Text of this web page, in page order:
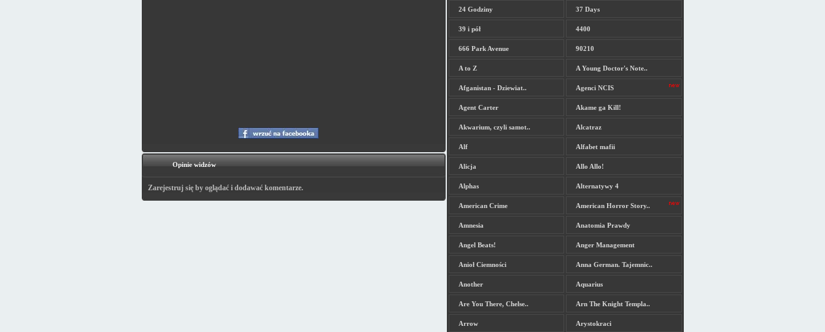
Opinie widzów
Zarejestruj się by oglądać i dodawać komentarze.
24 Godziny 37 Days
39 i pół 4400
666 Park Avenue 90210
A to Z A Young Doctor's Note..
Afganistan - Dziewiat.. Agenci NCIS
Agent Carter Akame ga Kill!
Akwarium, czyli samot.. Alcatraz
Alf Alfabet mafii
Alicja Allo Allo!
Alphas Alternatywy 4
American Crime American Horror Story..
Amnesia Anatomia Prawdy
Angel Beats! Anger Management
Anioł Ciemności Anna German. Tajemnic..
Another Aquarius
Are You There, Chelse.. Arn The Knight Templa..
Arrow Arystokraci